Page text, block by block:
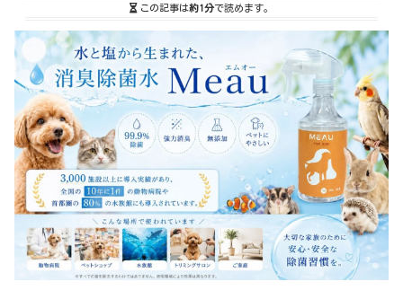
この記事は約1分で読めます。